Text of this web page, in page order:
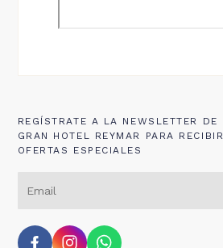
REGÍSTRATE A LA NEWSLETTER DE
GRAN HOTEL REYMAR PARA RECIBIR
OFERTAS ESPECIALES